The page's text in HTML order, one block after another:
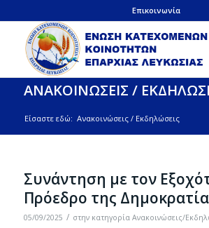
Επικοινωνία
ΑΝΑΚΟΙΝΩΣΕΙΣ /
Είσαστε εδώ: Ανακοινώσεις / Εκδηλώσεις
Συνάντηση με τον
Πρόεδρο της
05/09/2025 / στην κατηγορία Ανακοινώσεις/